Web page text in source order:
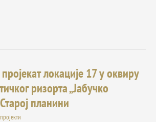
локације 17 у оквиру
ризорта „Јабучко
планини